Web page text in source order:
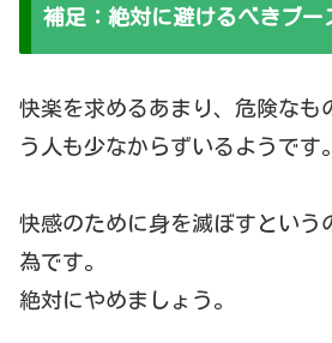
補足：絶対に避けるべきブー
快楽を求めるあまり、危険なも
う人も少なからずいるようです。
快感のために身を滅ぼすという
為です。
絶対にやめましょう。